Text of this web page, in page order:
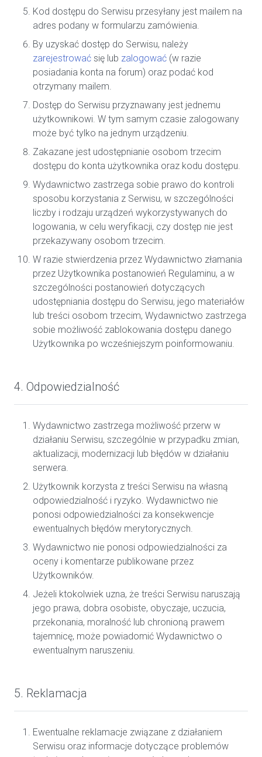
Kod dostępu do Serwisu przesyłany jest mailem na
adres podany w formularzu zamówienia.
By uzyskać dostęp do Serwisu, należy
zarejestrować się lub zalogować (w razie
posiadania konta na forum) oraz podać kod
otrzymany mailem.
Dostęp do Serwisu przyznawany jest jednemu
użytkownikowi. W tym samym czasie zalogowany
może być tylko na jednym urządzeniu.
Zakazane jest udostępnianie osobom trzecim
dostępu do konta użytkownika oraz kodu dostępu.
Wydawnictwo zastrzega sobie prawo do kontroli
sposobu korzystania z Serwisu, w szczególności
liczby i rodzaju urządzeń wykorzystywanych do
logowania, w celu weryfikacji, czy dostęp nie jest
przekazywany osobom trzecim.
W razie stwierdzenia przez Wydawnictwo złamania
przez Użytkownika postanowień Regulaminu, a w
szczególności postanowień dotyczących
udostępniania dostępu do Serwisu, jego materiałów
lub treści osobom trzecim, Wydawnictwo zastrzega
sobie możliwość zablokowania dostępu danego
Użytkownika po wcześniejszym poinformowaniu.
4. Odpowiedzialność
Wydawnictwo zastrzega możliwość przerw w
działaniu Serwisu, szczególnie w przypadku zmian,
aktualizacji, modernizacji lub błędów w działaniu
serwera.
Użytkownik korzysta z treści Serwisu na własną
odpowiedzialność i ryzyko. Wydawnictwo nie
ponosi odpowiedzialności za konsekwencje
ewentualnych błędów merytorycznych.
Wydawnictwo nie ponosi odpowiedzialności za
oceny i komentarze publikowane przez
Użytkowników.
Jeżeli ktokolwiek uzna, że treści Serwisu naruszają
jego prawa, dobra osobiste, obyczaje, uczucia,
przekonania, moralność lub chronioną prawem
tajemnicę, może powiadomić Wydawnictwo o
ewentualnym naruszeniu.
5. Reklamacja
Ewentualne reklamacje związane z działaniem
Serwisu oraz informacje dotyczące problemów